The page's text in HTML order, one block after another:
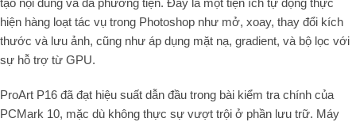
tạo nội dung và đa phương tiện. Đây là một tiện ích tự động thực
hiện hàng loạt tác vụ trong Photoshop như mở, xoay, thay đổi kích
thước và lưu ảnh, cũng như áp dụng mặt nạ, gradient, và bộ lọc với
sự hỗ trợ từ GPU.
ProArt P16 đã đạt hiệu suất dẫn đầu trong bài kiểm tra chính của
PCMark 10, mặc dù không thực sự vượt trội ở phần lưu trữ. Máy